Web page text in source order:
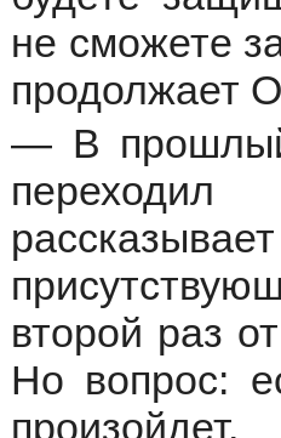
не сможете
продолжает
— В
второй раз
Но вопрос: